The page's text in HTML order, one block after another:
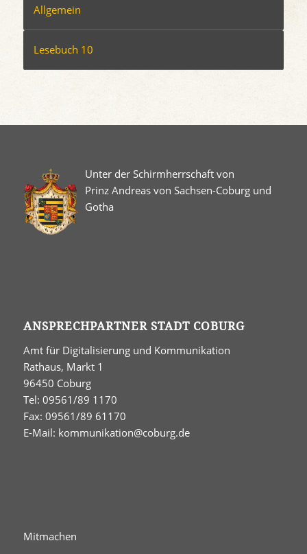
Allgemein
Lesebuch 10
Unter der Schirmherrschaft von
Prinz Andreas von Sachsen-Coburg und
Gotha
ANSPRECHPARTNER STADT COBURG
Amt für Digitalisierung und Kommunikation
Rathaus, Markt 1
96450 Coburg
Tel: 09561/89 1170
Fax: 09561/89 61170
E-Mail: kommunikation@coburg.de
Mitmachen